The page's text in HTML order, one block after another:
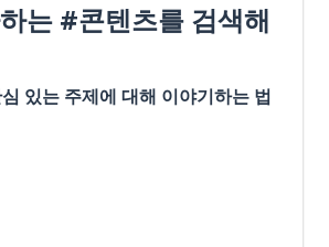
는 #콘텐츠를 검색해
있는 주제에 대해 이야기하는 법